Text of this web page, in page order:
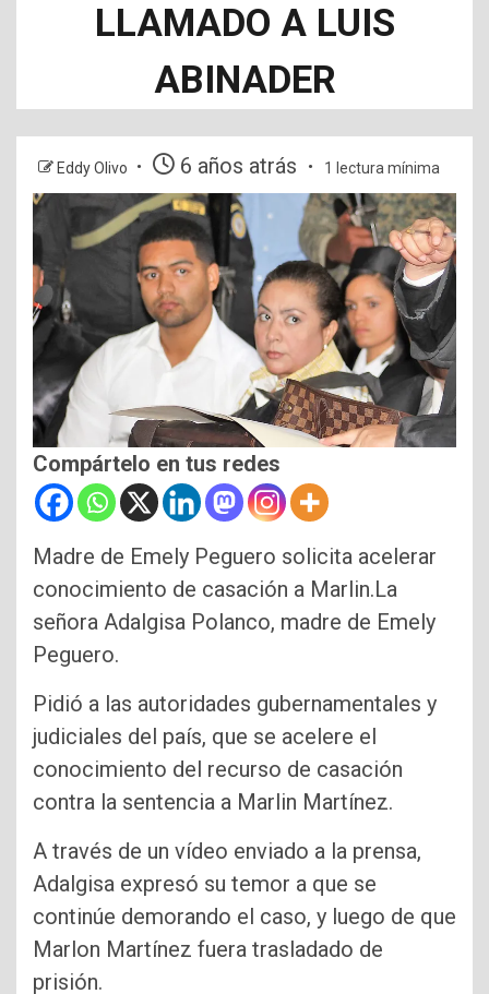
LLAMADO A LUIS
ABINADER
Eddy Olivo 6 años atrás 1 lectura mínima
Compártelo en tus redes
Madre de Emely Peguero solicita acelerar
conocimiento de casación a Marlin.La
señora Adalgisa Polanco, madre de Emely
Peguero.
Pidió a las autoridades gubernamentales y
judiciales del país, que se acelere el
conocimiento del recurso de casación
contra la sentencia a Marlin Martínez.
A través de un vídeo enviado a la prensa,
Adalgisa expresó su temor a que se
continúe demorando el caso, y luego de que
Marlon Martínez fuera trasladado de
prisión.